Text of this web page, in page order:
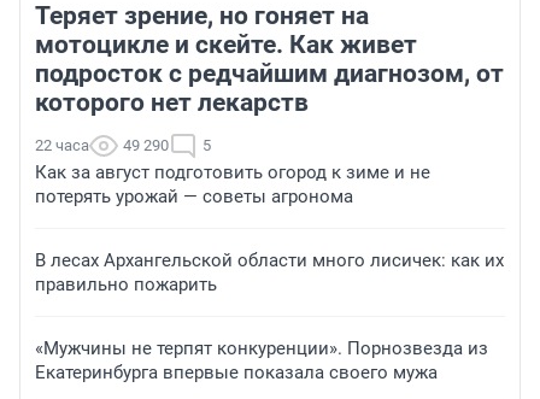
Теряет зрение, но гоняет на
мотоцикле и скейте. Как живет
подросток с редчайшим диагнозом, от
которого нет лекарств
22 часа 49 290 5
Как за август подготовить огород к зиме и не
потерять урожай — советы агронома
В лесах Архангельской области много лисичек: как их
правильно пожарить
«Мужчины не терпят конкуренции». Порнозвезда из
Екатеринбурга впервые показала своего мужа